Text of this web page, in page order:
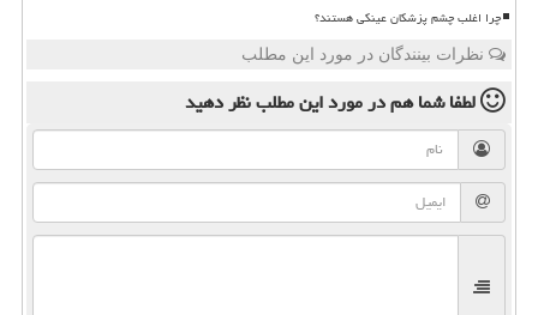
چرا اغلب چشم پزشکان عینکی هستند؟
نظرات بینندگان در مورد این مطلب
لطفا شما همدر مورد این مطلبنظر دهید